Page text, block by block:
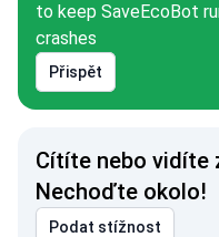
to keep SaveEcoBot
crashes
Přispět
Cítíte nebo vidíte
Nechoďte okolo!
Podat stížnost